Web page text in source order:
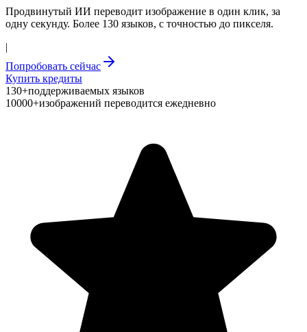
Продвинутый ИИ переводит изображение в один клик, за
одну секунду. Более 130 языков, с точностью до пикселя.
|
Попробовать сейчас
Купить кредиты
130+поддерживаемых языков
10000+изображений переводится ежедневно